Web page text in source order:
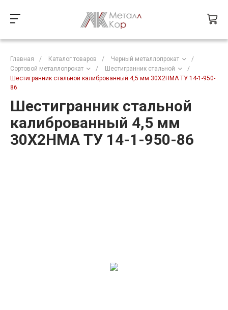
Главная / Каталог товаров / Черный металлопрокат
/
Сортовой металлопрокат
/ Шестигранник стальной
/
Шестигранник стальной калиброванный 4,5 мм 30Х2НМА ТУ 14-1-950-
86
Шестигранник стальной
калиброванный 4,5 мм
30Х2НМА ТУ 14-1-950-86